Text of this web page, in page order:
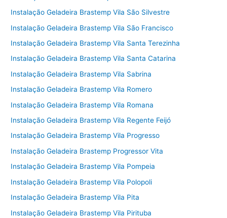
Instalação Geladeira Brastemp Vila São Silvestre
Instalação Geladeira Brastemp Vila São Francisco
Instalação Geladeira Brastemp Vila Santa Terezinha
Instalação Geladeira Brastemp Vila Santa Catarina
Instalação Geladeira Brastemp Vila Sabrina
Instalação Geladeira Brastemp Vila Romero
Instalação Geladeira Brastemp Vila Romana
Instalação Geladeira Brastemp Vila Regente Feijó
Instalação Geladeira Brastemp Vila Progresso
Instalação Geladeira Brastemp Progressor Vita
Instalação Geladeira Brastemp Vila Pompeia
Instalação Geladeira Brastemp Vila Polopoli
Instalação Geladeira Brastemp Vila Pita
Instalação Geladeira Brastemp Vila Pirituba